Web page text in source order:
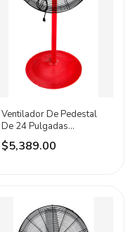
Ventilador De Pedestal
De 24 Pulgadas
Dogotuls 60.96 Cm Rojo
$5,389.00